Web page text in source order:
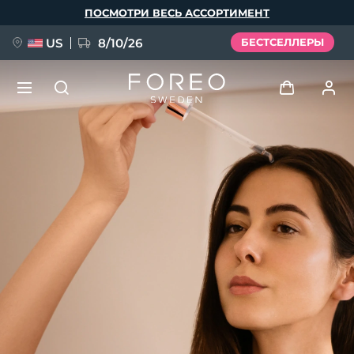
ПОСМОТРИ ВЕСЬ АССОРТИМЕНТ
US 8/10/26 БЕСТСЕЛЛЕРЫ
Войти
Профиль пользователя
Мои приборы
Мои заказы
Мои адреса
Мои подписки
НОВИНКА
FAQ™ Pure Beauty-Tech Elixir
BREAKING NEWS
issa™ Teeth Whitening Set
English
Español
Français
Português
Русский
Türkçe
繁體中文